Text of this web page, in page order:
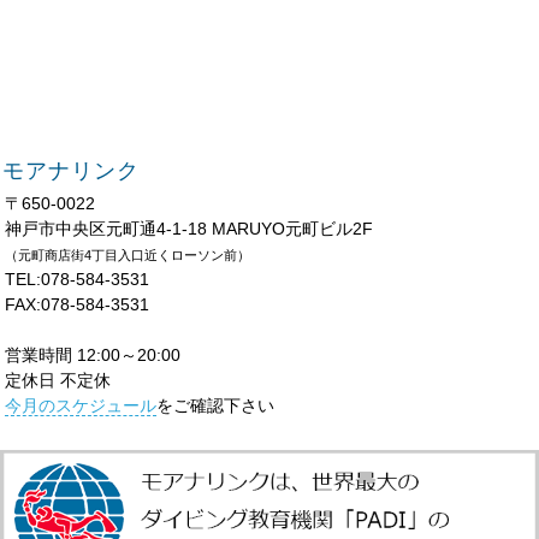
モアナリンク
〒650-0022
神戸市中央区元町通4-1-18 MARUYO元町ビル2F
（元町商店街4丁目入口近くローソン前）
TEL:078-584-3531
FAX:078-584-3531
営業時間 12:00～20:00
定休日 不定休
今月のスケジュールをご確認下さい